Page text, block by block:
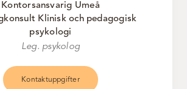
Kontorsansvarig Umeå
Klinisk och pedagogisk
psykologi
Leg. psykolog
Kontaktuppgifter